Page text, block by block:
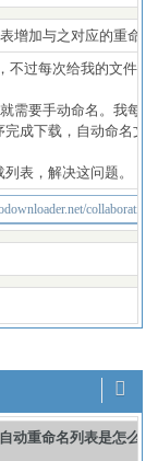
增加与之对应的重命
不过每次给我的文件名
需要手动命名。我每
成下载，自动命名文
表，解决这问题。
动重命名列表是怎么